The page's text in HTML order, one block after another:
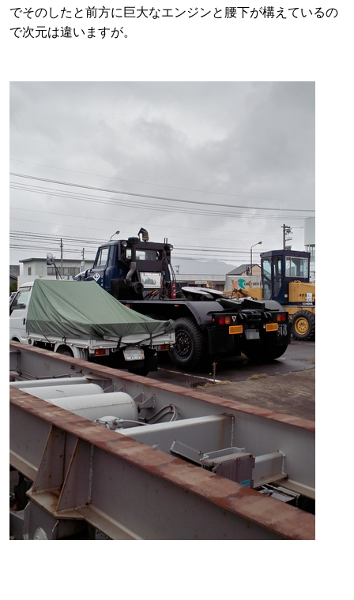
でそのしたと前方に巨大なエンジンと腰下が構えているの
で次元は違いますが。